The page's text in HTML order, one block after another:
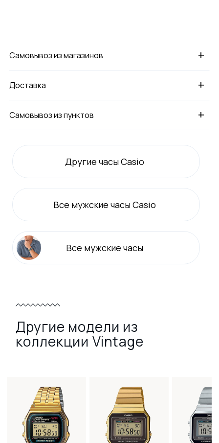
+
Самовывоз из магазинов
+
Доставка
+
Самовывоз из пунктов
Другие часы Casio
Все мужские часы Casio
Все мужские часы
Другие модели из
коллекции Vintage